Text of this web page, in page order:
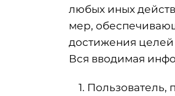
любых иных
мер,
достижения целей
Вся вводимая
1. Пользователь,